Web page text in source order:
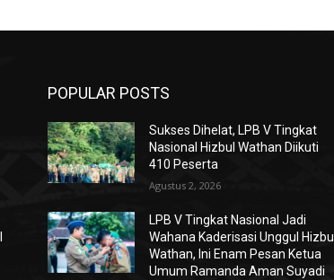
POPULAR POSTS
Sukses Dihelat, LPB V Tingkat
Nasional Hizbul Wathan Diikuti
410 Peserta
Agustus 2, 2026
LPB V Tingkat Nasional Jadi
Wahana Kaderisasi Unggul Hizbul
Wathan, Ini Enam Pesan Ketua
Umum Ramanda Aman Suyadi